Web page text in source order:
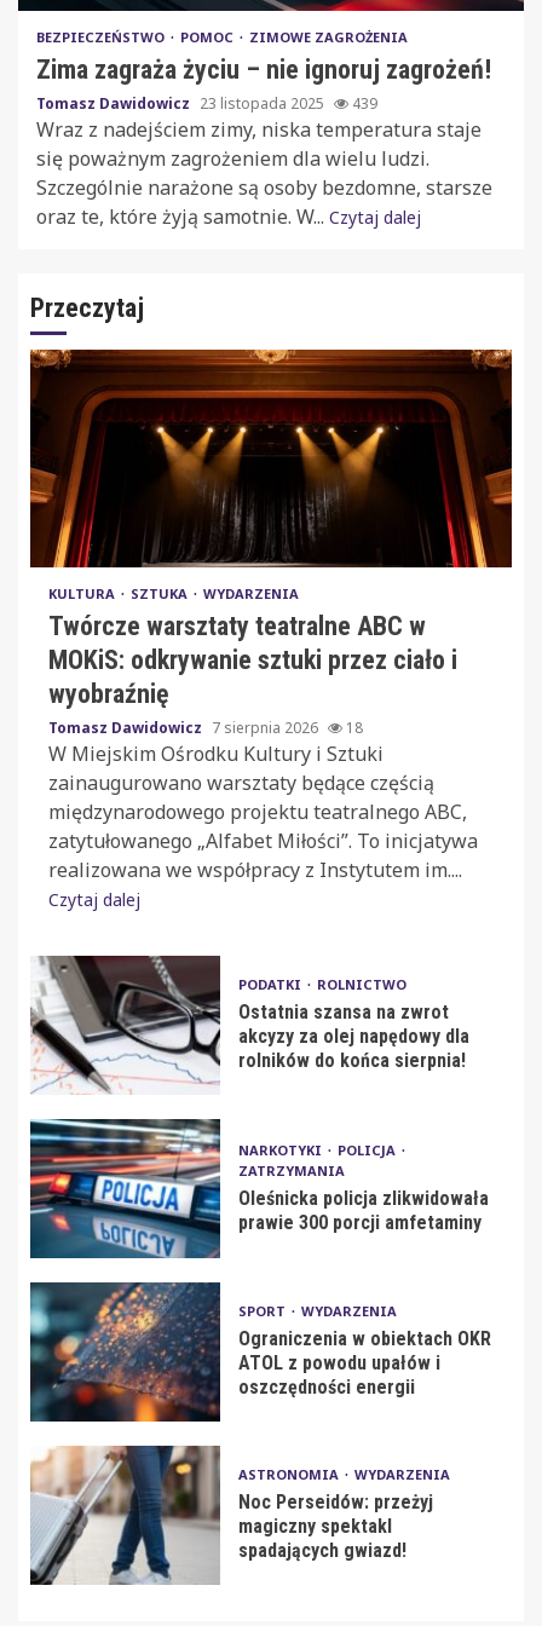
BEZPIECZEŃSTWO POMOC ZIMOWE ZAGROŻENIA
Zima zagraża życiu – nie ignoruj zagrożeń!
Tomasz Dawidowicz 23 listopada 2025 439
Wraz z nadejściem zimy, niska temperatura staje
się poważnym zagrożeniem dla wielu ludzi.
Szczególnie narażone są osoby bezdomne, starsze
oraz te, które żyją samotnie. W... Czytaj dalej
Przeczytaj
KULTURA SZTUKA WYDARZENIA
Twórcze warsztaty teatralne ABC w
MOKiS: odkrywanie sztuki przez ciało i
wyobraźnię
Tomasz Dawidowicz 7 sierpnia 2026 18
W Miejskim Ośrodku Kultury i Sztuki
zainaugurowano warsztaty będące częścią
międzynarodowego projektu teatralnego ABC,
zatytułowanego „Alfabet Miłości”. To inicjatywa
realizowana we współpracy z Instytutem im....
Czytaj dalej
PODATKI ROLNICTWO
Ostatnia szansa na zwrot
akcyzy za olej napędowy dla
rolników do końca sierpnia!
NARKOTYKI
POLICJA
ZATRZYMANIA
Oleśnicka policja zlikwidowała
prawie 300 porcji amfetaminy
SPORT WYDARZENIA
Ograniczenia w obiektach OKR
ATOL z powodu upałów i
oszczędności energii
ASTRONOMIA WYDARZENIA
Noc Perseidów: przeżyj
magiczny spektakl
spadających gwiazd!